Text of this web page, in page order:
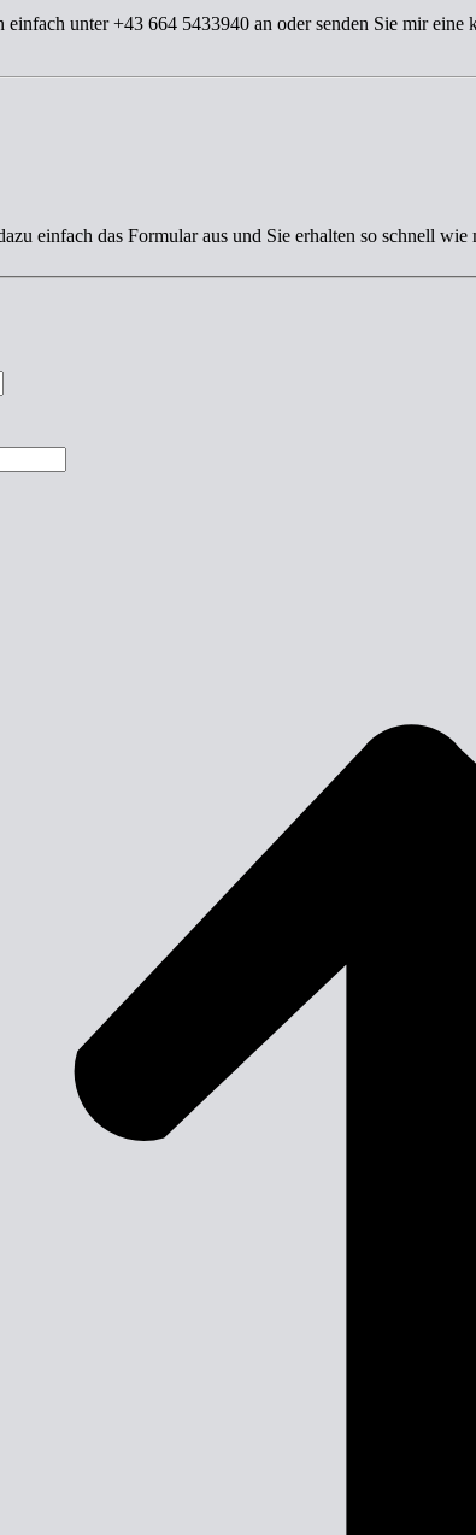
unter +43 664 5433940 an oder senden Sie mir eine
einfach das Formular aus und Sie erhalten so schnell